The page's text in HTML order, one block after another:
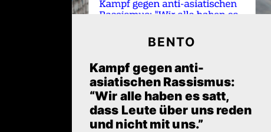
BENTO
Kampf gegen anti-
asiatischen Rassismus:
“Wir alle haben es satt,
dass Leute über uns reden
und nicht mit uns.”